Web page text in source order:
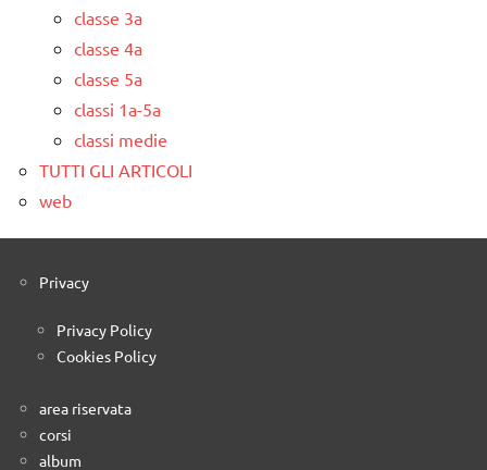
classe 3a
classe 4a
classe 5a
classi 1a-5a
classi medie
TUTTI GLI ARTICOLI
web
Privacy
Privacy Policy
Cookies Policy
area riservata
corsi
album